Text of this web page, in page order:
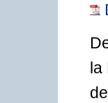
la